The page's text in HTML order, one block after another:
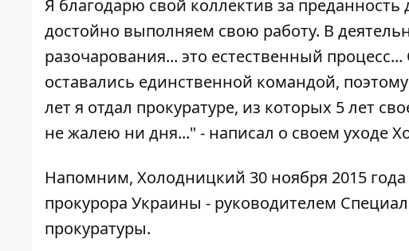
Я благодарю свой коллектив за преданность
достойно выполняем свою работу. В
разочарования... это естественный
оставались единственной командой,
лет я отдал прокуратуре, из которых 5 лет
не жалею ни дня..." - написал о своем уходе
Напомним, Холодницкий 30 ноября 2015
прокурора Украины - руководителем
прокуратуры.